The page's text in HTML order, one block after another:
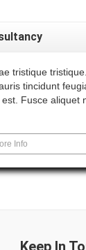
tristique tristique.
tincidunt
Fusce aliquet
Info
Keep In